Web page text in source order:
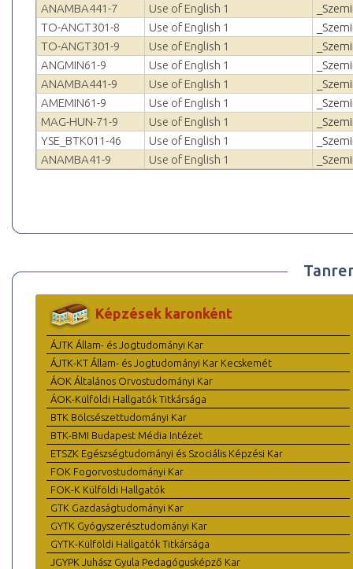
ANAMBA441-7
Use of English 1
TO-ANGT301-8
Use of English 1
TO-ANGT301-9
Use of English 1
ANGMIN61-9
Use of English 1
ANAMBA441-9
Use of English 1
AMEMIN61-9
Use of English 1
MAG-HUN-71-9
Use of English 1
YSE_BTK011-46
Use of English 1
ANAMBA41-9
Use of English 1
Képzések karonként
ÁJTK Állam- és Jogtudományi Kar
ÁJTK-KT Állam- és Jogtudományi Kar Kecskemét
ÁOK Általános Orvostudományi Kar
ÁOK-Külföldi Hallgatók Titkársága
BTK Bölcsészettudományi Kar
BTK-BMI Budapest Média Intézet
ETSZK Egészségtudományi és Szociális Képzési Kar
FOK Fogorvostudományi Kar
FOK-K Külföldi Hallgatók
GTK Gazdaságtudományi Kar
GYTK Gyógyszerésztudományi Kar
GYTK-Külföldi Hallgatók Titkársága
JGYPK Juhász Gyula Pedagógusképző Kar